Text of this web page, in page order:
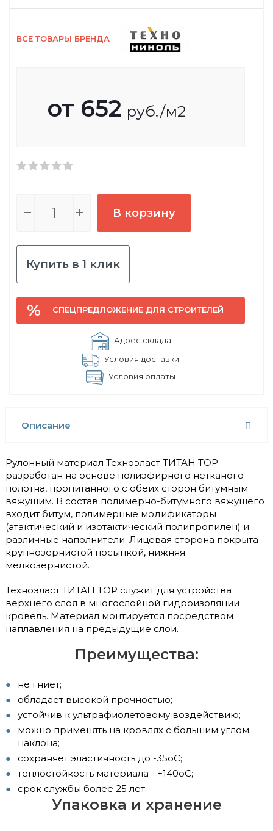
ВСЕ ТОВАРЫ БРЕНДА
от 652 руб./м2
В корзину
Купить в 1 клик
СПЕЦПРЕДЛОЖЕНИЕ ДЛЯ СТРОИТЕЛЕЙ
Адрес склада
Условия доставки
Условия оплаты
Описание
Рулонный материал Техноэласт ТИТАН TОР
разработан на основе полиэфирного нетканого
полотна, пропитанного с обеих сторон битумным
вяжущим. В состав полимерно-битумного вяжущего
входит битум, полимерные модификаторы
(атактический и изотактический полипропилен) и
различные наполнители. Лицевая сторона покрыта
крупнозернистой посыпкой, нижняя -
мелкозернистой.
Техноэласт ТИТАН ТОР служит для устройства
верхнего слоя в многослойной гидроизоляции
кровель. Материал монтируется посредством
наплавления на предыдущие слои.
Преимущества:
не гниет;
обладает высокой прочностью;
устойчив к ультрафиолетовому воздействию;
можно применять на кровлях с большим углом
наклона;
сохраняет эластичность до -35оС;
теплостойкость материала - +140оС;
срок службы более 25 лет.
Упаковка и хранение